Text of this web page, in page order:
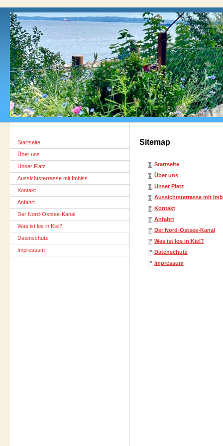
Startseite
Über uns
Unser Platz
Aussichtsterrasse mit Imbiss
Kontakt
Anfahrt
Der Nord-Ostsee-Kanal
Was ist los in Kiel?
Datenschutz
Impressum
Sitemap
Startseite
Über uns
Unser Platz
Aussichtsterrasse mit
Kontakt
Anfahrt
Der Nord-Ostsee-Kanal
Was ist los in Kiel?
Datenschutz
Impressum